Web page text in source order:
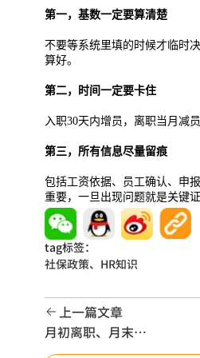
第一，基数一定要算清楚
不要等系统里填的时候才临时
算好。
第二，时间一定要卡住
入职30天内增员，离职当月减
第三，所有信息尽量留痕
包括工资依据、员工确认、申
重要，一旦出现问题就是关键证
tag标签：
社保政策、 HR知识
上一篇文章
月初离职、月末入
职，当月社保到底